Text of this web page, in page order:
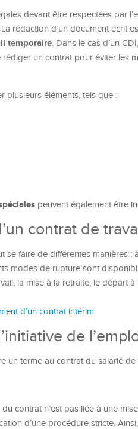
devant être respectées par
rédaction d’un document écrit
temporaire. Dans le cas d’un
un contrat pour éviter les
plusieurs éléments, tels que :
peuvent également être
contrat de
faire de différentes manières :
modes de rupture sont
la mise à la retraite, le départ
d’un contrat intérim
de
un terme au contrat du salarié
contrat n’est pas liée à une
d’une procédure stricte.